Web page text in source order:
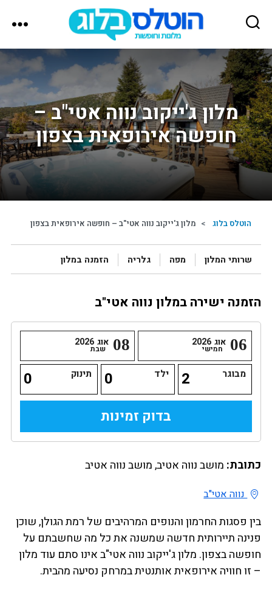
הוטלס
בלוג
מלון ג'ייקוב נווה אטי"ב –
חופשה אירופאית בצפון
הוטלס בלוג > מלון ג'ייקוב נווה אטי"ב – חופשה אירופאית בצפון
שרותי המלון מפה גלריה הזמנה במלון
הזמנה ישירה במלון נווה אטי"ב
06 אוג 2026
חמישי 08 אוג 2026
שבת
מבוגר ילד תינוק
כתובת: מושב נווה אטיב, מושב נווה אטיב
נווה אטי"ב
בין פסגות החרמון והנופים המרהיבים של רמת הגולן, שוכן
פנינה תיירותית חדשה שמשנה את כל מה שחשבתם על
חופשה בצפון. מלון ג'ייקוב נווה אטי"ב אינו סתם עוד מלון
– זו חוויה אירופאית אותנטית במרחק נסיעה מהבית.